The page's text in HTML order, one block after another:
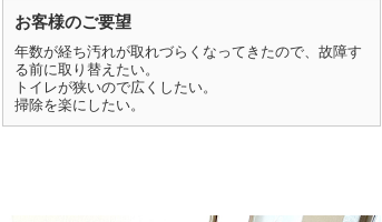
お客様のご要望
年数が経ち汚れが取れづらくなってきたので、故障す
る前に取り替えたい。
トイレが狭いので広くしたい。
掃除を楽にしたい。